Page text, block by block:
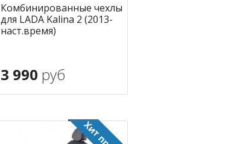
Комбинированные чехлы
для LADA Kalina 2 (2013-
наст.время)
3 990 руб
В корзину